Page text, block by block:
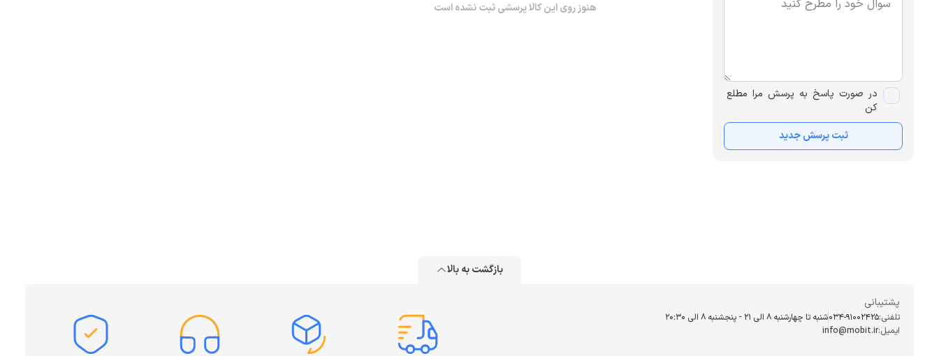
در صورت پاسخ به پرسش مرا مطلع
کن
ثبت پرسش جدید
هنوز روی این کالا پرسشی ثبت نشده است
بازگشت به بالا
پشتیبانی
تلفنی:034-91002425شنبه تا چهارشنبه ۸ الی ۲۱ - پنجشنبه 8 الی ۲۰:۳۰
ایمیل:info@mobit.ir